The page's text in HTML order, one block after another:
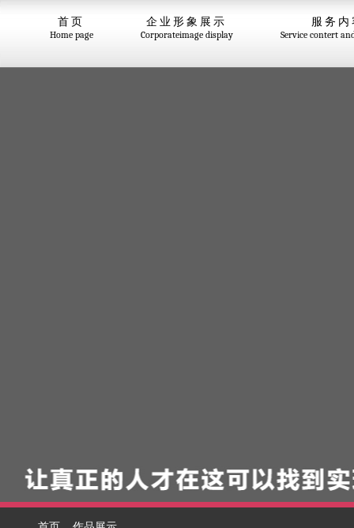
首页
Home page
企业形象展示
Corporateimage display
服务内
Service contert